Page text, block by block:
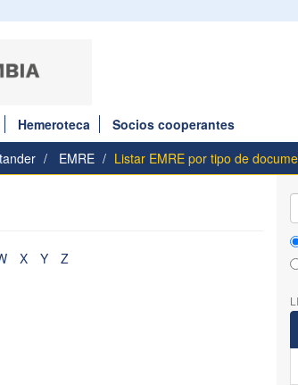
Hemeroteca
Socios cooperantes
EMRE Listar EMRE por tipo de
X Y Z